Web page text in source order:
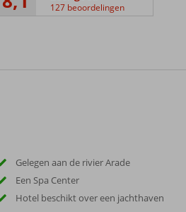
127 beoordelingen
Gelegen aan de rivier Arade
Een Spa Center
Hotel beschikt over een jachthaven